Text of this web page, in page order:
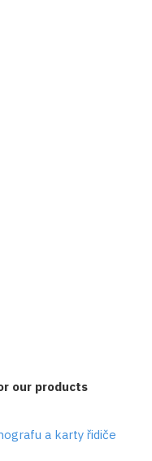
our products
a karty řidiče